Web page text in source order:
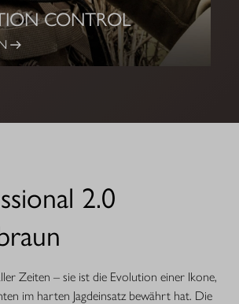
CONTROL
2.0
Zeiten – sie ist die Evolution einer Ikone,
im harten Jagdeinsatz bewährt hat. Die